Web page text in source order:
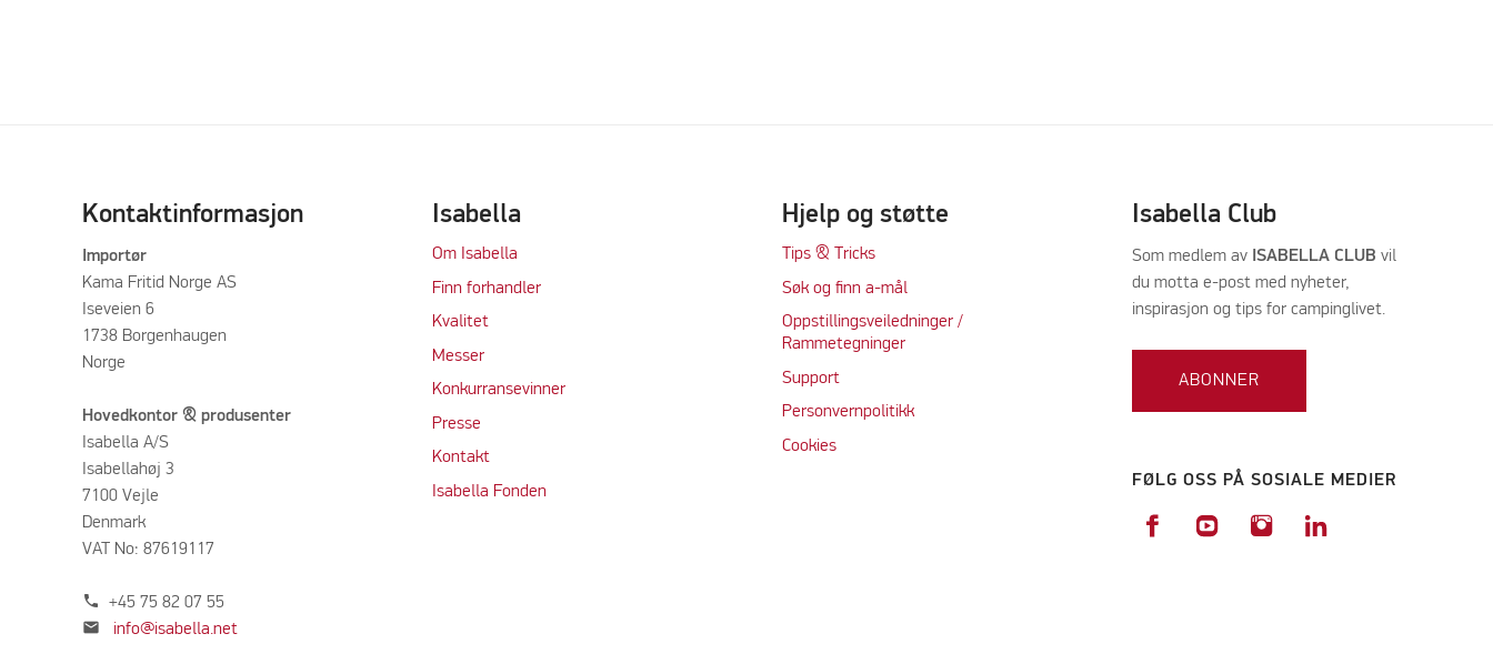
Kontaktinformasjon
Importør
Kama Fritid Norge AS
Iseveien 6
1738 Borgenhaugen
Norge
Hovedkontor & produsenter
Isabella A/S
Isabellahøj 3
7100 Vejle
Denmark
VAT No: 87619117
phone +45 75 82 07 55
mail info@isabella.net
Isabella
Om Isabella
Finn forhandler
Kvalitet
Messer
Konkurransevinner
Presse
Kontakt
Isabella Fonden
Hjelp og støtte
Tips & Tricks
Søk og finn a-mål
Oppstillingsveiledninger /
Rammetegninger
Support
Personvernpolitikk
Cookies
Isabella Club
Som medlem avISABELLA CLUB vil
du motta e-post med nyheter,
inspirasjon og tips for campinglivet.
ABONNER
FØLG OSS PÅ SOSIALE MEDIER